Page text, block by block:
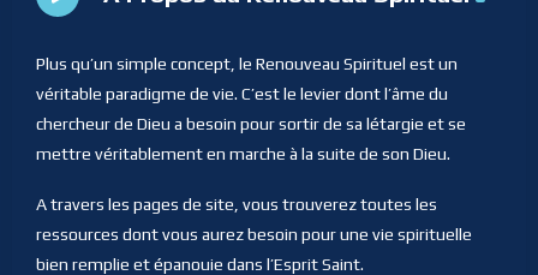
Plus qu’un simple concept, le Renouveau Spirituel est un
véritable paradigme de vie. C’est le levier dont l’âme du
chercheur de Dieu a besoin pour sortir de sa létargie et se
mettre véritablement en marche à la suite de son Dieu.
A travers les pages de site, vous trouverez toutes les
ressources dont vous aurez besoin pour une vie spirituelle
bien remplie et épanouie dans l’Esprit Saint.